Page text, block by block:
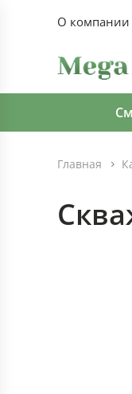
О компании
Главная